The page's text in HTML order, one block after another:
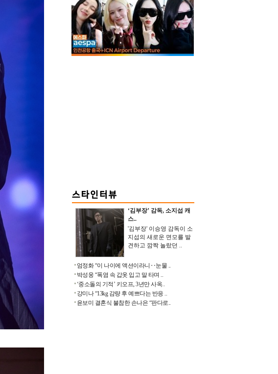
‘김부장’ 감독, 소지섭 캐
스..
'김부장' 이승영 감독이 소
지섭의 새로운 면모를 발
견하고 깜짝 놀랐던 ..
엄정화 “이 나이에 액션이라니‥눈물 ..
박성웅 “폭염 속 갑옷 입고 말 타며 ..
‘중소돌의 기적’ 키오프, 3년만 사옥..
강미나 “13kg 감량 후 예쁘다는 반응 ..
윤보미 결혼식 불참한 손나은 “판다로..